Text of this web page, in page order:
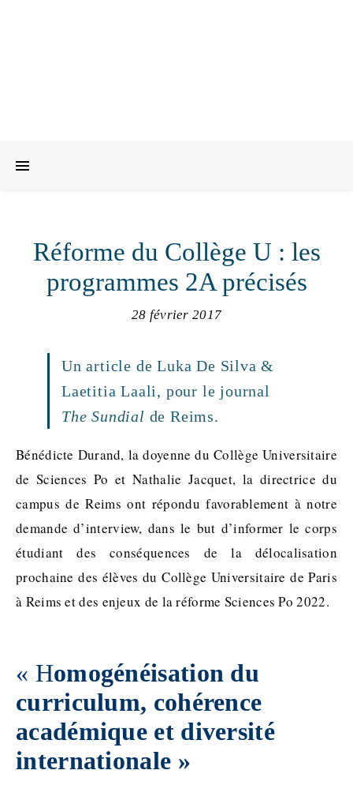
Réforme du Collège U : les
programmes 2A précisés
28 février 2017
Un article de Luka De Silva &
Laetitia Laali, pour le journal
The Sundial de Reims.
Bénédicte Durand, la doyenne du Collège Universitaire
de Sciences Po et Nathalie Jacquet, la directrice du
campus de Reims ont répondu favorablement à notre
demande d’interview, dans le but d’informer le corps
étudiant des conséquences de la délocalisation
prochaine des élèves du Collège Universitaire de Paris
à Reims et des enjeux de la réforme Sciences Po 2022.
« Homogénéisation du
curriculum, cohérence
académique et diversité
internationale »